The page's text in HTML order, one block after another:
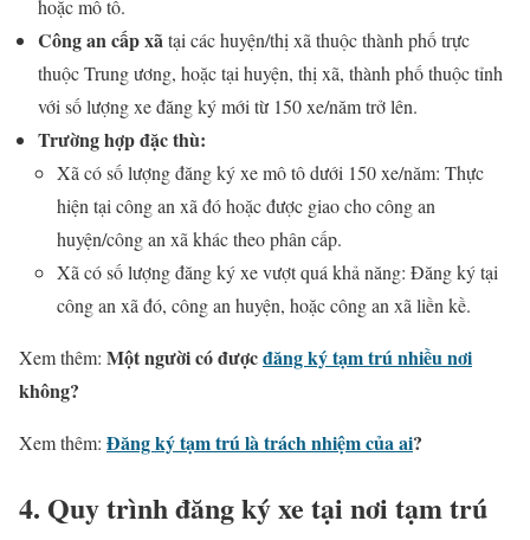
hoặc mô tô.
Công an cấp xãtại các huyện/thị xã thuộc thành phố trực
thuộc Trung ương, hoặc tại huyện, thị xã, thành phố thuộc tỉnh
với số lượng xe đăng ký mới từ 150 xe/năm trở lên.
Trường hợp đặc thù:
Xã có số lượng đăng ký xe mô tô dưới 150 xe/năm: Thực
hiện tại công an xã đó hoặc được giao cho công an
huyện/công an xã khác theo phân cấp.
Xã có số lượng đăng ký xe vượt quá khả năng: Đăng ký tại
công an xã đó, công an huyện, hoặc công an xã liền kề.
Xem thêm: Một người có đượcđăng ký tạm trú nhiều nơi
không?
Xem thêm: Đăng ký tạm trú là trách nhiệm của ai?
4. Quy trình đăng ký xe tại nơi tạm trú